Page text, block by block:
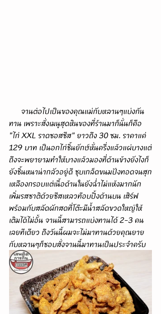
ทาน เพราะสั่งเมนูสุดหินของที่ร้านมาก็นั่นก็คือ
"ไก่ XXL ราดซอสซีส" ยาวถึง 30 ซม. ราคาแค่
129 บาท เป็นอกไก่ชิ้นยักษ์หั่นครึ่งแล้วแผ่บางแต่
ถึงจะพยายามทำให้บางแล้วมองที่ด้านข้างยังไงก็
ยังชิ้นหนาน่ากลัวอยู่ดี ชุบเกล็ดขนมปังทอดจนสุก
เหลืองกรอบแต่เนื้อด้านในยังฉ่ำไม่แห้งมากนัก
เพิ่มรสชาติด้วยชีสเหลวท๊อบปิ้งด้านบน เสิร์ฟ
พร้อมกับสลัดผักสดที่โต๊ะมีน้ำสลัดขวดใหญ่ให้
เติมได้ไม่อั้น จานนี้สามารถแบ่งทานได้ 2-3 คน
เลยทีเดียว ถึงวันนี้ผมจะไม่มาทานด้วยคุณยาย
กับหลานๆก็ชอบสั่งจานนี้มาทานเป็นประจำครับ